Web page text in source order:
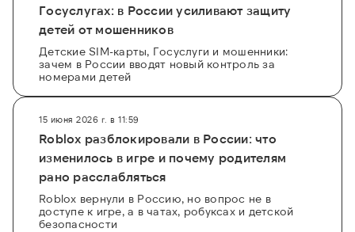
Госуслугах: в России усиливают защиту
детей от мошенников
Детские SIM-карты, Госуслуги и мошенники:
зачем в России вводят новый контроль за
номерами детей
15 июня 2026 г. в 11:59
Roblox разблокировали в России: что
изменилось в игре и почему родителям
рано расслабляться
Roblox вернули в Россию, но вопрос не в
доступе к игре, а в чатах, робуксах и детской
безопасности